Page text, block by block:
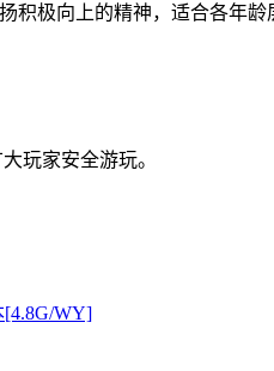
极向上的精神，适合各年龄
玩家安全游玩。
WY]